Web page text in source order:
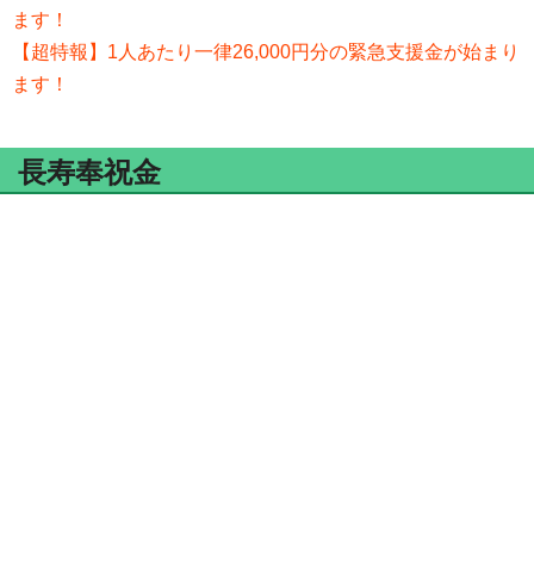
ます！
【超特報】1人あたり一律26,000円分の緊急支援金が始まり
ます！
長寿奉祝金